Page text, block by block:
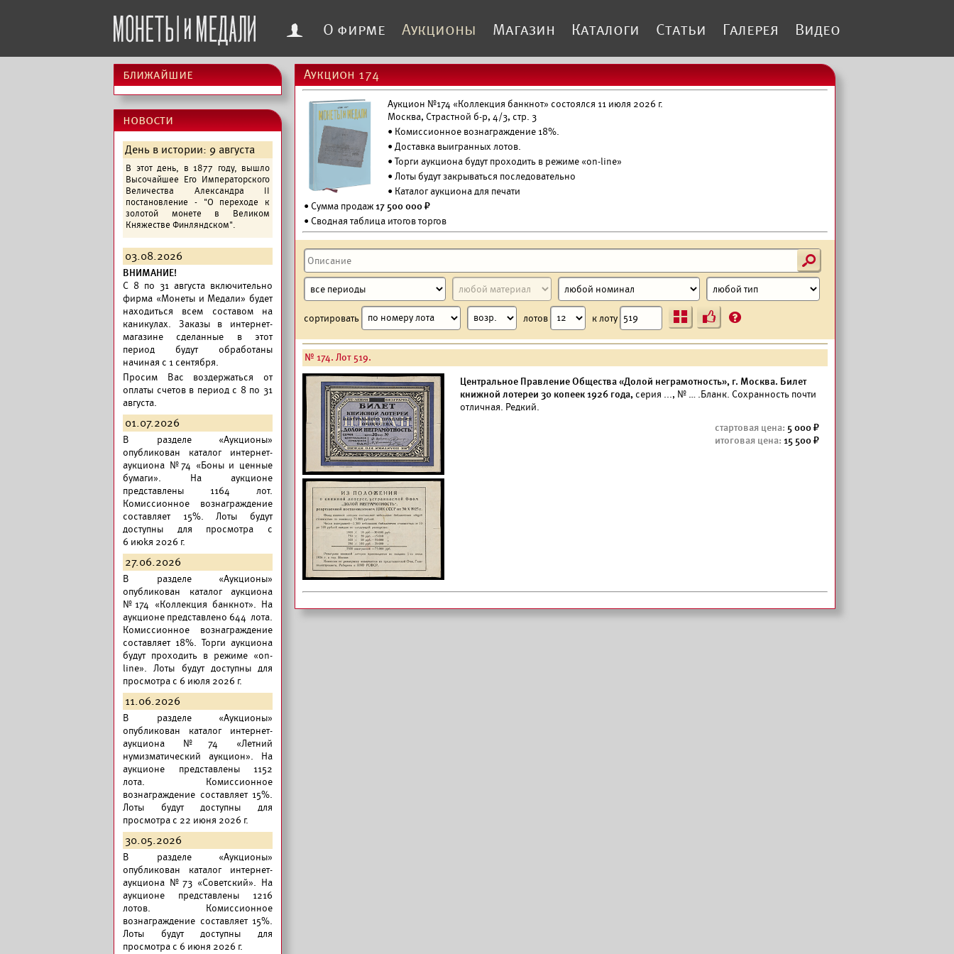
f О фирме Аукционы Магазин Каталоги Статьи Галерея Видео
ближайшие
новости
День в истории: 9 августа
В этот день, в 1877 году, вышло
Высочайшее Его Императорского
Величества Александра II
постановление - "О переходе к
золотой монете в Великом
Княжестве Финляндском".
03.08.2026
ВНИМАНИЕ!
C 8 по 31 августа включительно
фирма «Монеты и Медали» будет
находиться всем составом на
каникулах. Заказы в интернет-
магазине сделанные в этот
период будут обработаны
начиная с 1 сентября.
Просим Вас воздержаться от
оплаты счетов в период с 8 по 31
августа.
01.07.2026
В разделе «Аукционы»
опубликован каталог интернет-
аукциона №74 «Боны и ценные
бумаги». На аукционе
представлены 1164 лот.
Комиссионное вознаграждение
составляет 15%. Лоты будут
доступны для просмотра с
6 июkя 2026 г.
27.06.2026
В разделе «Аукционы»
опубликован каталог аукциона
№174 «Коллекция банкнот». На
аукционе представлено 644 лота.
Комиссионное вознаграждение
составляет 18%. Торги аукциона
будут проходить в режиме «on-
line». Лоты будут доступны для
просмотра с 6 июля 2026 г.
11.06.2026
В разделе «Аукционы»
опубликован каталог интернет-
аукциона №74 «Летний
нумизматический аукцион». На
аукционе представлены 1152
лота. Комиссионное
вознаграждение составляет 15%.
Лоты будут доступны для
просмотра с 22 июня 2026 г.
30.05.2026
В разделе «Аукционы»
опубликован каталог интернет-
аукциона №73 «Советский». На
аукционе представлены 1216
лотов. Комиссионное
вознаграждение составляет 15%.
Лоты будут доступны для
просмотра с 6 июня 2026 г.
Аукцион 174
Аукцион №174 «Коллекция банкнот» состоялся 11 июля 2026 г.
Москва, Страстной б-р, 4/3, стр. 3
• Комиссионное вознаграждение 18%.
• Доставка выигранных лотов.
• Торги аукциона будут проходить в режиме «on-line»
• Лоты будут закрываться последовательно
• Каталог аукциона для печати
• Сумма продаж17 500 000 ₽
• Сводная таблица итогов торгов
s
сортировать лотов к лоту Ъ ?
№ 174. Лот 519.
Центральное Правление Общества «Долой неграмотность», г. Москва. Билет
книжной лотереи 30 копеек 1926 года, серия ..., № … .Бланк. Сохранность почти
отличная. Редкий.
5 000
15 500